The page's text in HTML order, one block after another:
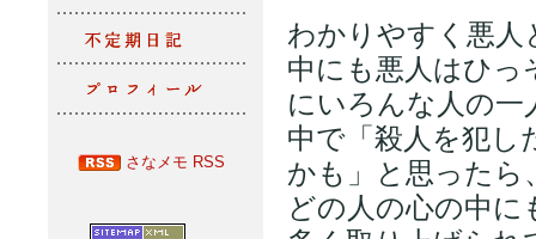
わかりやすく悪
中にも悪人はひ
にいろんな人の
中で「殺人を犯し
かも」と思った
どの人の心の中
さなメモ RSS